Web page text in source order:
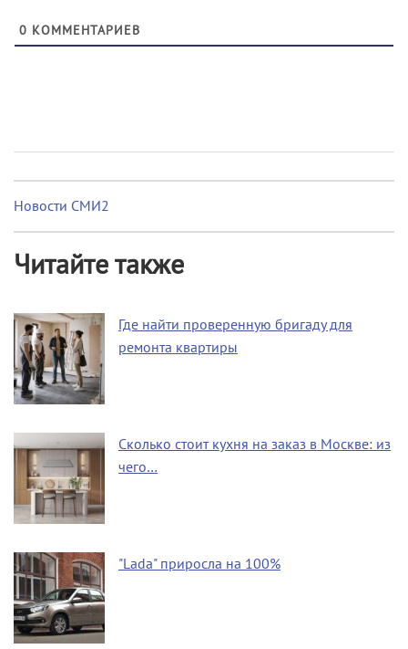
0 КОММЕНТАРИЕВ
Новости СМИ2
Читайте также
Где найти проверенную бригаду для
ремонта квартиры
Сколько стоит кухня на заказ в Москве: из
чего…
"Lada" приросла на 100%